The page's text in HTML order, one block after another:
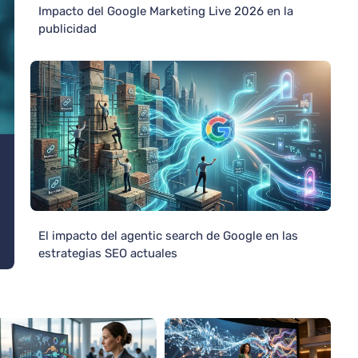
Impacto del Google Marketing Live 2026 en la
publicidad
El impacto del agentic search de Google en las
estrategias SEO actuales